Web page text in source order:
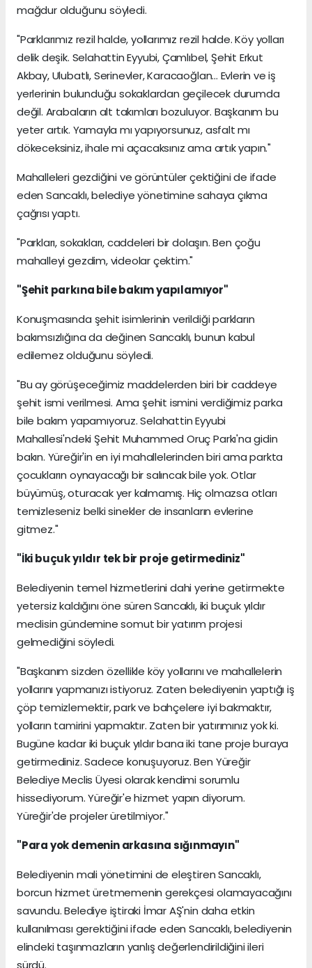
mağdur olduğunu söyledi.
"Parklarımız rezil halde, yollarımız rezil halde. Köy yolları
delik deşik. Selahattin Eyyubi, Çamlıbel, Şehit Erkut
Akbay, Ulubatlı, Serinevler, Karacaoğlan... Evlerin ve iş
yerlerinin bulunduğu sokaklardan geçilecek durumda
değil. Arabaların alt takımları bozuluyor. Başkanım bu
yeter artık. Yamayla mı yapıyorsunuz, asfalt mı
dökeceksiniz, ihale mi açacaksınız ama artık yapın."
Mahalleleri gezdiğini ve görüntüler çektiğini de ifade
eden Sancaklı, belediye yönetimine sahaya çıkma
çağrısı yaptı.
"Parkları, sokakları, caddeleri bir dolaşın. Ben çoğu
mahalleyi gezdim, videolar çektim."
"Şehit parkına bile bakım yapılamıyor"
Konuşmasında şehit isimlerinin verildiği parkların
bakımsızlığına da değinen Sancaklı, bunun kabul
edilemez olduğunu söyledi.
"Bu ay görüşeceğimiz maddelerden biri bir caddeye
şehit ismi verilmesi. Ama şehit ismini verdiğimiz parka
bile bakım yapamıyoruz. Selahattin Eyyubi
Mahallesi'ndeki Şehit Muhammed Oruç Parkı'na gidin
bakın. Yüreğir'in en iyi mahallelerinden biri ama parkta
çocukların oynayacağı bir salıncak bile yok. Otlar
büyümüş, oturacak yer kalmamış. Hiç olmazsa otları
temizleseniz belki sinekler de insanların evlerine
gitmez."
"İki buçuk yıldır tek bir proje getirmediniz"
Belediyenin temel hizmetlerini dahi yerine getirmekte
yetersiz kaldığını öne süren Sancaklı, iki buçuk yıldır
meclisin gündemine somut bir yatırım projesi
gelmediğini söyledi.
"Başkanım sizden özellikle köy yollarını ve mahallelerin
yollarını yapmanızı istiyoruz. Zaten belediyenin yaptığı iş
çöp temizlemektir, park ve bahçelere iyi bakmaktır,
yolların tamirini yapmaktır. Zaten bir yatırımınız yok ki.
Bugüne kadar iki buçuk yıldır bana iki tane proje buraya
getirmediniz. Sadece konuşuyoruz. Ben Yüreğir
Belediye Meclis Üyesi olarak kendimi sorumlu
hissediyorum. Yüreğir'e hizmet yapın diyorum.
Yüreğir'de projeler üretilmiyor."
"Para yok demenin arkasına sığınmayın"
Belediyenin mali yönetimini de eleştiren Sancaklı,
borcun hizmet üretmemenin gerekçesi olamayacağını
savundu. Belediye iştiraki İmar AŞ'nin daha etkin
kullanılması gerektiğini ifade eden Sancaklı, belediyenin
elindeki taşınmazların yanlış değerlendirildiğini ileri
sürdü.